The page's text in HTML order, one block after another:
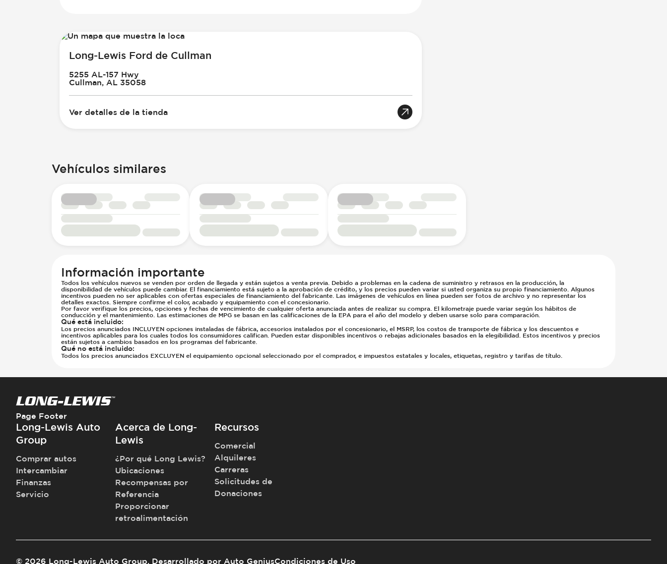
Long-Lewis Ford de Cullman
5255 AL-157 Hwy
Cullman, AL 35058
Ver detalles de la tienda
Vehículos similares
Información importante
Todos los vehículos nuevos se venden por orden de llegada y están sujetos a venta previa. Debido a problemas en la cadena de suministro y retrasos en la producción, la
disponibilidad de vehículos puede cambiar. El financiamiento está sujeto a la aprobación de crédito, y los precios pueden variar si usted organiza su propio financiamiento. Algunos
incentivos pueden no ser aplicables con ofertas especiales de financiamiento del fabricante. Las imágenes de vehículos en línea pueden ser fotos de archivo y no representar los
detalles exactos. Siempre confirme el color, acabado y equipamiento con el concesionario.
Por favor verifique los precios, opciones y fechas de vencimiento de cualquier oferta anunciada antes de realizar su compra. El kilometraje puede variar según los hábitos de
conducción y el mantenimiento. Las estimaciones de MPG se basan en las calificaciones de la EPA para el año del modelo y deben usarse solo para comparación.
Qué está incluido:
Los precios anunciados INCLUYEN opciones instaladas de fábrica, accesorios instalados por el concesionario, el MSRP, los costos de transporte de fábrica y los descuentos e
incentivos aplicables para los cuales todos los consumidores califican. Pueden estar disponibles incentivos o rebajas adicionales basados en la elegibilidad. Estos incentivos y precios
están sujetos a cambios basados en los programas del fabricante.
Qué no está incluido:
Todos los precios anunciados EXCLUYEN el equipamiento opcional seleccionado por el comprador, e impuestos estatales y locales, etiquetas, registro y tarifas de título.
Page Footer
Long-Lewis Auto
Group
Comprar autos
Intercambiar
Finanzas
Servicio
Acerca de Long-
Lewis
¿Por qué Long Lewis?
Ubicaciones
Recompensas por
Referencia
Proporcionar
retroalimentación
Recursos
Comercial
Alquileres
Carreras
Solicitudes de
Donaciones
© 2026 Long-Lewis Auto Group. Desarrollado por Auto GeniusCondiciones de Uso